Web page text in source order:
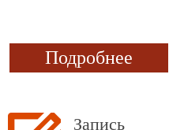
Подробнее
Запись